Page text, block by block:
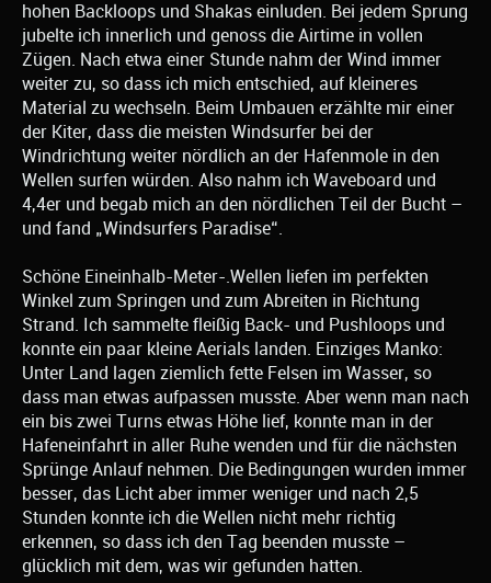
hohen Backloops und Shakas einluden. Bei jedem Sprung
jubelte ich innerlich und genoss die Airtime in vollen
Zügen. Nach etwa einer Stunde nahm der Wind immer
weiter zu, so dass ich mich entschied, auf kleineres
Material zu wechseln. Beim Umbauen erzählte mir einer
der Kiter, dass die meisten Windsurfer bei der
Windrichtung weiter nördlich an der Hafenmole in den
Wellen surfen würden. Also nahm ich Waveboard und
4,4er und begab mich an den nördlichen Teil der Bucht –
und fand „Windsurfers Paradise“.
Schöne Eineinhalb-Meter-.Wellen liefen im perfekten
Winkel zum Springen und zum Abreiten in Richtung
Strand. Ich sammelte fleißig Back- und Pushloops und
konnte ein paar kleine Aerials landen. Einziges Manko:
Unter Land lagen ziemlich fette Felsen im Wasser, so
dass man etwas aufpassen musste. Aber wenn man nach
ein bis zwei Turns etwas Höhe lief, konnte man in der
Hafeneinfahrt in aller Ruhe wenden und für die nächsten
Sprünge Anlauf nehmen. Die Bedingungen wurden immer
besser, das Licht aber immer weniger und nach 2,5
Stunden konnte ich die Wellen nicht mehr richtig
erkennen, so dass ich den Tag beenden musste –
glücklich mit dem, was wir gefunden hatten.